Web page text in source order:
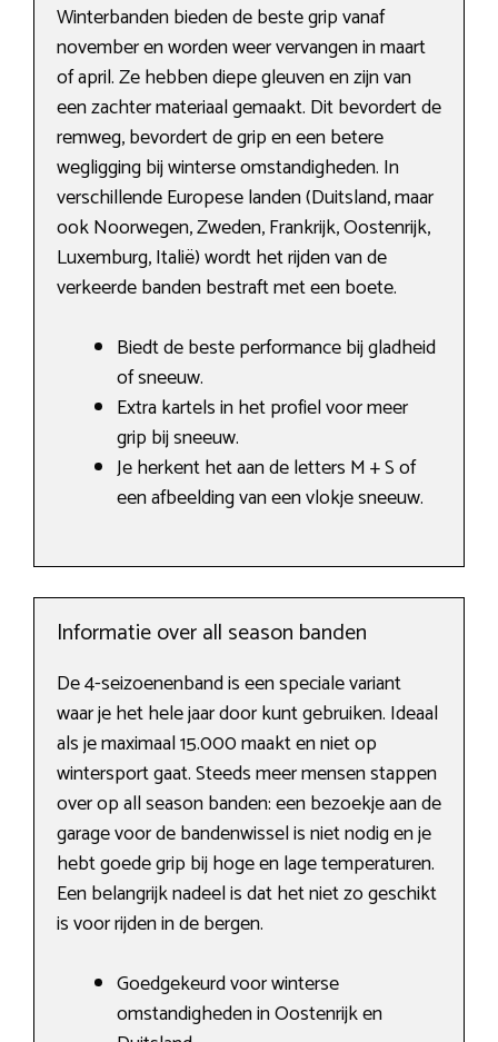
Winterbanden bieden de beste grip vanaf
november en worden weer vervangen in maart
of april. Ze hebben diepe gleuven en zijn van
een zachter materiaal gemaakt. Dit bevordert de
remweg, bevordert de grip en een betere
wegligging bij winterse omstandigheden. In
verschillende Europese landen (Duitsland, maar
ook Noorwegen, Zweden, Frankrijk, Oostenrijk,
Luxemburg, Italië) wordt het rijden van de
verkeerde banden bestraft met een boete.
Biedt de beste performance bij gladheid
of sneeuw.
Extra kartels in het profiel voor meer
grip bij sneeuw.
Je herkent het aan de letters M + S of
een afbeelding van een vlokje sneeuw.
Informatie over all season banden
De 4-seizoenenband is een speciale variant
waar je het hele jaar door kunt gebruiken. Ideaal
als je maximaal 15.000 maakt en niet op
wintersport gaat. Steeds meer mensen stappen
over op all season banden: een bezoekje aan de
garage voor de bandenwissel is niet nodig en je
hebt goede grip bij hoge en lage temperaturen.
Een belangrijk nadeel is dat het niet zo geschikt
is voor rijden in de bergen.
Goedgekeurd voor winterse
omstandigheden in Oostenrijk en